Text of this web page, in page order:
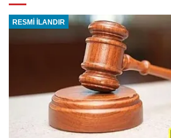
RESMİ İLANDIR